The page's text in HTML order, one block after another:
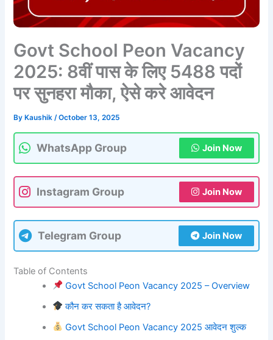
Govt School Peon Vacancy
2025: 8वीं पास के लिए 5488 पदों
पर सुनहरा मौका, ऐसे करे आवेदन
By Kaushik/October 13, 2025
WhatsApp Group Join Now
Instagram Group Join Now
Telegram Group Join Now
Table of Contents
Govt School Peon Vacancy 2025 – Overview
कौन कर सकता है आवेदन?
Govt School Peon Vacancy 2025 आवेदन शुल्क